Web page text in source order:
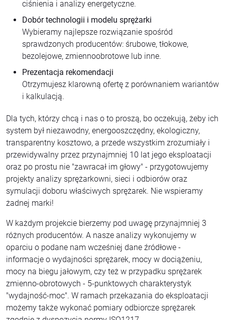
ciśnienia i analizy energetyczne.
Dobór technologii i modelu sprężarki
Wybieramy najlepsze rozwiązanie spośród
sprawdzonych producentów: śrubowe, tłokowe,
bezolejowe, zmiennoobrotowe lub inne.
Prezentacja rekomendacji
Otrzymujesz klarowną ofertę z porównaniem wariantów
i kalkulacją.
Dla tych, którzy chcą i nas o to proszą, bo oczekują, żeby ich
system był niezawodny, energooszczędny, ekologiczny,
transparentny kosztowo, a przede wszystkim zrozumiały i
przewidywalny przez przynajmniej 10 lat jego eksploatacji
oraz po prostu nie "zawracał im głowy" - przygotowujemy
projekty analizy sprężarkowni, sieci i odbiorów oraz
symulacji doboru właściwych sprężarek. Nie wspieramy
żadnej marki!
W każdym projekcie bierzemy pod uwagę przynajmniej 3
różnych producentów. A nasze analizy wykonujemy w
oparciu o podane nam wcześniej dane źródłowe -
informacje o wydajności sprężarek, mocy w dociążeniu,
mocy na biegu jałowym, czy też w przypadku sprężarek
zmienno-obrotowych - 5-punktowych charakterystyk
"wydajność-moc". W ramach przekazania do eksploatacji
możemy także wykonać pomiary odbiorcze sprężarek